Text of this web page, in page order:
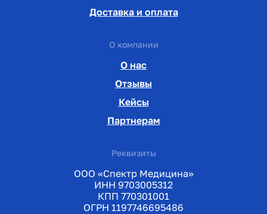
Доставка и оплата
О компании
О нас
Отзывы
Кейсы
Партнерам
Реквизиты
ООО «Спектр Медицина»
ИНН 9703005312
КПП 770301001
ОГРН 1197746695486